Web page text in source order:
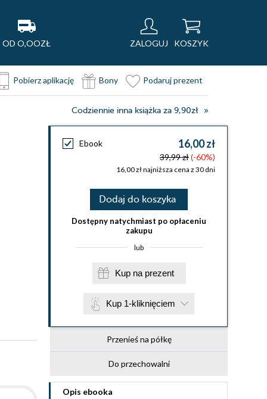
OD O,OOZŁ ZALOGUJ KOSZYK
Pobierz aplikację Bony Podaruj prezent
Codziennie inna książka za 9,90zł
Ebook 16,00 zł
39,99 zł(-60%)
16,00 zł najniższa cena z 30 dni
Dodaj do koszyka
Dostępny natychmiast po opłaceniu
zakupu
lub
Kup na prezent
Kup 1-kliknięciem
Przenieś na półkę
Do przechowalni
Opis ebooka